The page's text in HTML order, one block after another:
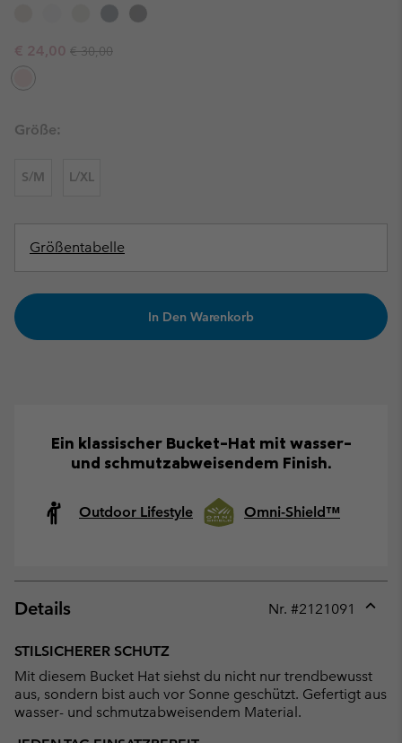
Sale price:
€ 24,00 Regular price:
€ 30,00
Größe:
S/M L/XL
Größentabelle
In Den Warenkorb
Ein klassischer Bucket-Hat mit wasser-
und schmutzabweisendem Finish.
Outdoor Lifestyle Omni-Shield™
Details Nr. #2121091
STILSICHERER SCHUTZ
Mit diesem Bucket Hat siehst du nicht nur trendbewusst
aus, sondern bist auch vor Sonne geschützt. Gefertigt aus
wasser- und schmutzabweisendem Material.